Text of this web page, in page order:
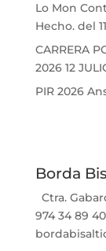
Lo Mon
Hecho. del
CARRERA
2026 12
PIR 2026
Borda
Ctra.
974 34 89